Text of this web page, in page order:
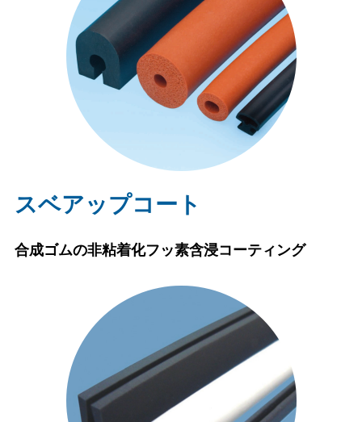
スベアップコート
合成ゴムの非粘着化フッ素含浸コーティング